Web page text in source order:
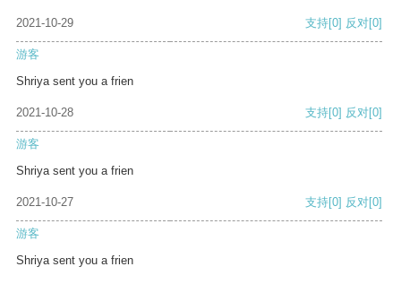
2021-10-29 支持[0] 反对[0]
游客
Shriya sent you a frien
2021-10-28 支持[0] 反对[0]
游客
Shriya sent you a frien
2021-10-27 支持[0] 反对[0]
游客
Shriya sent you a frien